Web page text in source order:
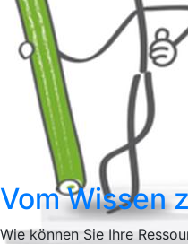
Vom Wissen
Wie können Sie Ihre